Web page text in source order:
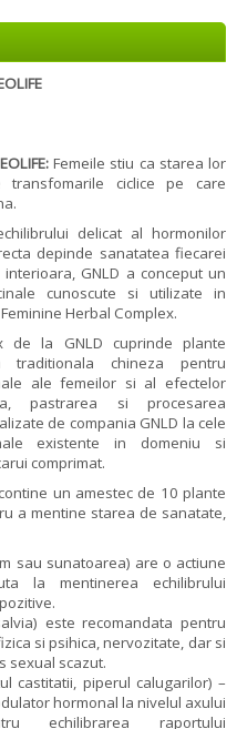
Femeile stiu ca starea lor
ciclice pe care
delicat al hormonilor
depinde sanatatea fiecarei
GNLD a conceput un
cunoscute si utilizate in
Herbal Complex.
de la GNLD cuprinde plante
traditionala chineza pentru
ale femeilor si al efectelor
pastrarea si procesarea
de compania GNLD la cele
existente in domeniu si
comprimat.
contine un amestec de 10 plante
a mentine starea de sanatate,
sau sunatoarea) are o actiune
la mentinerea echilibrului
este recomandata pentru
si psihica, nervozitate, dar si
sexual scazut.
castitatii, piperul calugarilor) –
hormonal la nivelul axului
echilibrarea raportului